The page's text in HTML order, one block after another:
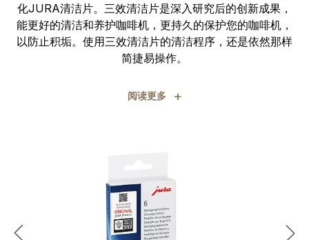
化JURA清洁片。三效清洁片是深入研究后的创新成果，
能更好的清洁和养护咖啡机，更持久的保护您的咖啡机，
以防止积垢。使用三效清洁片的清洁程序，还是依然那样
简捷易操作。
阅读更多 +